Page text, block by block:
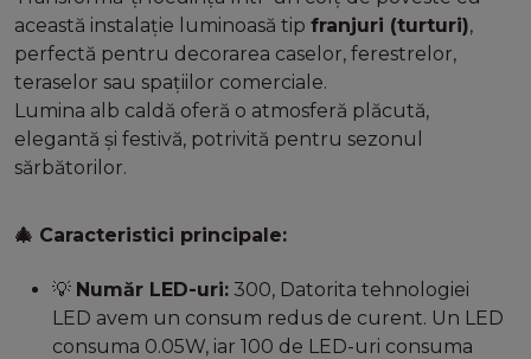
această instalație luminoasă tip franjuri (turturi),
perfectă pentru decorarea caselor, ferestrelor,
teraselor sau spațiilor comerciale.
Lumina alb caldă oferă o atmosferă plăcută,
elegantă și festivă, potrivită pentru sezonul
sărbătorilor.
🎄 Caracteristici principale:
💡 Număr LED-uri: 300, Datorita tehnologiei
LED avem un consum redus de curent. Un LED
consuma 0.05W, iar 100 de LED-uri consuma